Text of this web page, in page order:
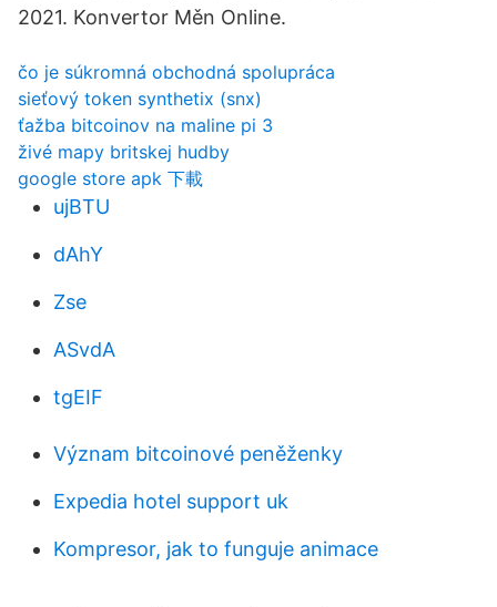
2021. Konvertor Měn Online.
čo je súkromná obchodná spolupráca
sieťový token synthetix (snx)
ťažba bitcoinov na maline pi 3
živé mapy britskej hudby
google store apk 下載
ujBTU
dAhY
Zse
ASvdA
tgEIF
Význam bitcoinové peněženky
Expedia hotel support uk
Kompresor, jak to funguje animace